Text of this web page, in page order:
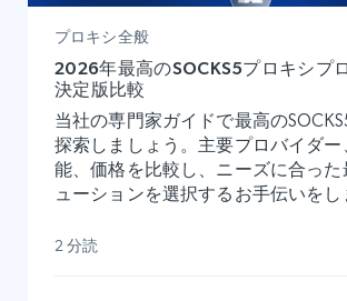
プロキシ全般
2026年最高のSOCKS5プロキシプ
決定版比較
当社の専門家ガイドで最高の
探索しましょう。主要プロバイダー
能、価格を比較し、ニーズに合った
ューションを選択するお手伝いをし
2 分読